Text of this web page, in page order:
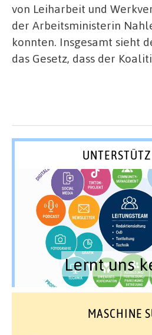
von Leiharbeit und
der Arbeitsministerin
konnten. Insgesamt sieht
das Gesetz, dass der
Lernt uns
MASCHINE